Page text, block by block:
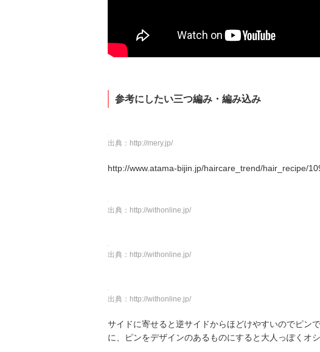
参考にしたい三つ編み・編み込み
出典： http://mery.jp/
http://www.atama-bijin.jp/haircare_trend/hair_recipe/
出典： http://withonline.jp/
出典： http://withonline.jp/
出典： http://withonline.jp/
サイドに寄せると逆サイドからほどけやすいのでピン
に、ピンをデザインのあるものにすると大人っぽくオシ